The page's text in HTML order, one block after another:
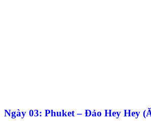
Ngày 03: Phuket – Đảo Hey Hey